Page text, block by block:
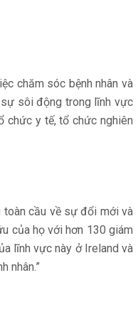
chăm sóc bệnh nhân và
sôi động trong lĩnh vực
chức y tế, tổ chức nghiên
toàn cầu về sự đổi mới và
của họ với hơn 130 giám
lĩnh vực này ở Ireland và
nhân.”